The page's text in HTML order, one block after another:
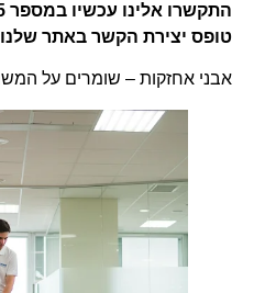
טופס יצירת הקשר באתר
אבני אחזקות – שומרים על